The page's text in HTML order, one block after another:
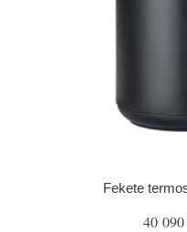
Fekete
40